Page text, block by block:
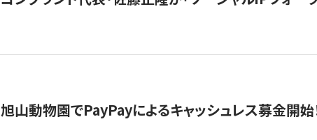
旭山動物園でPayPayによるキャッシュレス募金開